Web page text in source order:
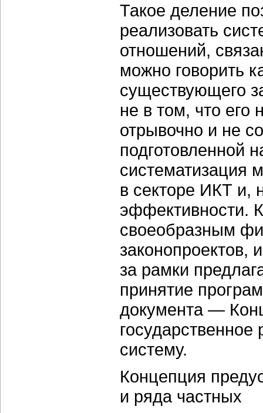
Такое деление
реализовать
отношений,
можно говорить
существующего
не в том, что его
отрывочно и не
подготовленной
систематизация
в секторе ИКТ и,
эффективности.
своеобразным
законопроектов,
за рамки
принятие
документа —
систему.
Концепция
и ряда частных